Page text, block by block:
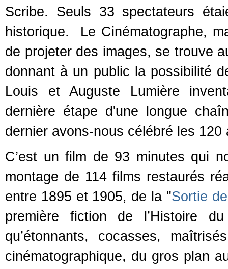
Scribe. Seuls 33 spectateurs
historique. Le Cinématographe,
de projeter des images, se trouve
donnant à un public la possibilité
Louis et Auguste Lumière
dernière étape d'une longue
dernier avons-nous célébré les 120
C’est un film de 93 minutes qui
montage de 114 films restaurés
entre 1895 et 1905, de la "Sortie
première fiction de l’Histoire
qu’étonnants, cocasses,
cinématographique, du gros plan